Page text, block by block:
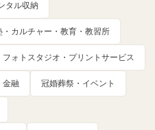
タル収納
・カルチャー・教育・教習所
フォトスタジオ・プリントサービス
金融 冠婚葬祭・イベント